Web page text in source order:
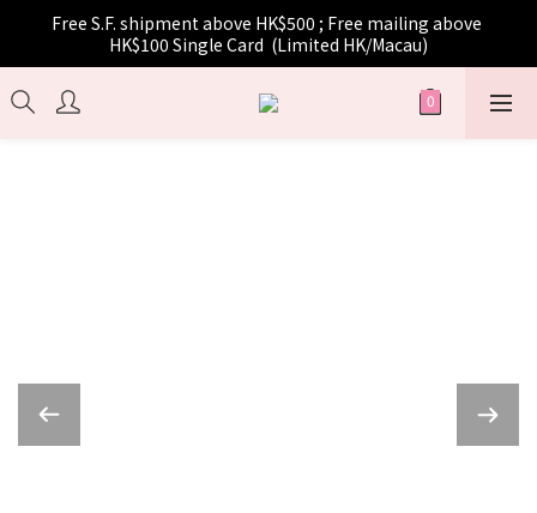
Free S.F. shipment above HK$500 ; Free mailing above
HK$100 Single Card  (Limited HK/Macau)